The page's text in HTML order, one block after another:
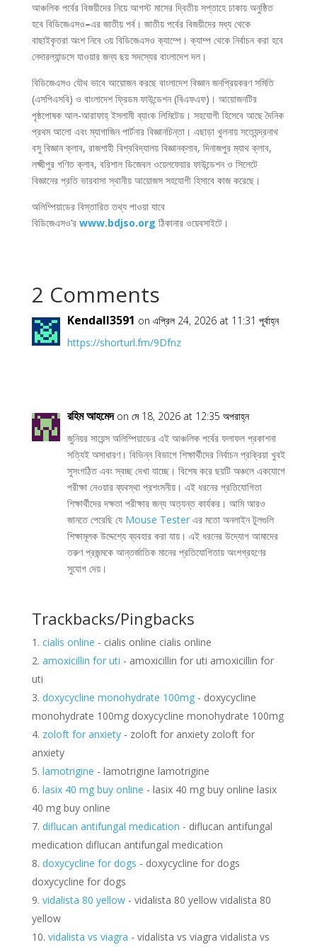
আঞ্চলিক পর্বের বিজয়ীদের নিয়ে আগস্ট মাসের দ্বিতীয় সপ্তাহে ঢাকায় অনুষ্ঠিত
হবে বিডিজেএসও–এর জাতীয় পর্ব। জাতীয় পর্বের বিজয়ীদের মধ্য থেকে
বাছাইকৃতরা অংশ নিবে ৩য় বিডিজেএসও ক্যাম্পে। ক্যাম্প থেকে নির্বাচন করা হবে
নেদারল্যান্ডসে যাওয়ার জন্য ছয় সদস্যের বাংলাদেশ দল।
বিডিজেএসও যৌথ ভাবে আয়োজন করছে বাংলাদেশ বিজ্ঞান জনপ্রিয়করণ সমিতি
(এসপিএসবি) ও বাংলাদেশ ফ্রিডম ফাউন্ডেশন (বিএফএফ)। আয়োজনটির
পৃষ্ঠপোষক আল-আরাফাহ্ ইসলামী ব্যাংক লিমিটেড। সহযোগী হিসেবে আছে দৈনিক
প্রথম আলো এবং ম্যাগাজিন পার্টনার বিজ্ঞানচিন্তা। এছাড়া খুলনায় সত্যেন্দ্রনাথ
বসু বিজ্ঞান ক্লাব, রাজশাহী বিশ্ববিদ্যালয় বিজ্ঞানক্লাব, দিনাজপুর ম্যাথ ক্লাব,
লক্ষ্মীপুর গণিত ক্লাব, বরিশাল ডিজেবল ওয়েলফেয়ার ফাউন্ডেশন ও সিলেটে
বিজ্ঞানের প্রতি ভারবাসা স্থানীয় আয়োজস সহযোগী হিসাবে কাজ করেছে।
অলিম্পিয়াডের বিস্তারিত তথ্য পাওয়া যাবে
বিডিজেএসও’র www.bdjso.org ঠিকানার ওয়েবসাইটে।
2 Comments
Kendall3591 on এপ্রিল 24, 2026 at 11:31 পূর্বাহ্ন
https://shorturl.fm/9Dfnz
রহিম আহমেদ on মে 18, 2026 at 12:35 অপরাহ্ন
জুনিয়র সায়েন্স অলিম্পিয়াডের এই আঞ্চলিক পর্বের ফলাফল প্রকাশনা
সত্যিই অসাধারণ। বিভিন্ন বিভাগে শিক্ষার্থীদের নির্বাচন প্রক্রিয়া খুবই
সুসংগঠিত এবং স্বচ্ছ দেখা যাচ্ছে। বিশেষ করে ছয়টি অঞ্চলে একযোগে
পরীক্ষা নেওয়ার ব্যবস্থা প্রশংসনীয়। এই ধরনের প্রতিযোগিতা
শিক্ষার্থীদের দক্ষতা পরীক্ষার জন্য অত্যন্ত কার্যকর। আমি আরও
জানতে পেরেছি যে Mouse Testerএর মতো অনলাইন টুলগুলি
শিক্ষামূলক উদ্দেশ্যে ব্যবহার করা যায়। এই ধরনের উদ্যোগ আমাদের
তরুণ প্রজন্মকে আন্তর্জাতিক মানের প্রতিযোগিতায় অংশগ্রহণের
সুযোগ দেয়।
Trackbacks/Pingbacks
cialis online - cialis online cialis online
amoxicillin for uti - amoxicillin for uti amoxicillin for
uti
doxycycline monohydrate 100mg- doxycycline
monohydrate 100mg doxycycline monohydrate 100mg
zoloft for anxiety- zoloft for anxiety zoloft for
anxiety
lamotrigine - lamotrigine lamotrigine
lasix 40 mg buy online - lasix 40 mg buy online lasix
40 mg buy online
diflucan antifungal medication - diflucan antifungal
medication diflucan antifungal medication
doxycycline for dogs - doxycycline for dogs
doxycycline for dogs
vidalista 80 yellow- vidalista 80 yellow vidalista 80
yellow
vidalista vs viagra - vidalista vs viagra vidalista vs